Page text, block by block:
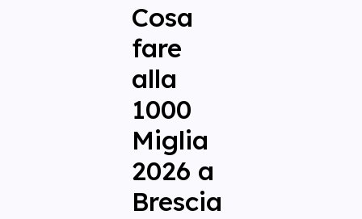
Cosa
fare
alla
1000
Miglia
2026 a
Brescia